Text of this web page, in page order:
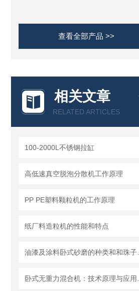
查看全部产品 >>
相关文章
RELATED ARTICLES
100-2000L不锈钢拉缸
高低速真空脱泡分散机工作原理
PP PE塑料颗粒机的工作原理
纸厂料造粒机的性能和特点